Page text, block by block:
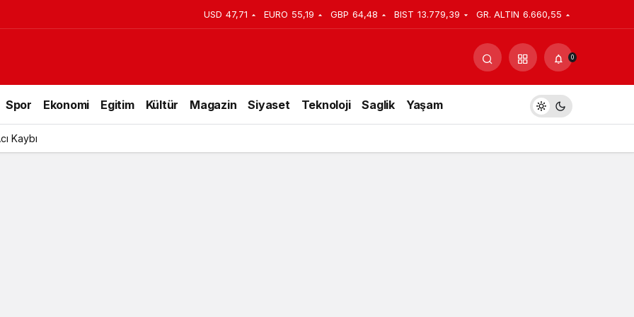
USD 47,71 EURO 55,19 GBP 64,48 BIST 13.779,39 GR. ALTIN 6.660,55
0
Spor Ekonomi Egitim Kültür Magazin Siyaset Teknoloji Saglik Yaşam
Günü
İlde hissedildi Yorum Yap Paylaş